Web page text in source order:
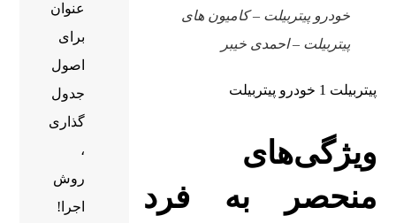
خودرو پیتربیلت – کامیون‌ های
پیتربیلت – احمدی خیبر
پیتربیلت 1 خودرو پیتربیلت
ویژگی‌های
منحصر به فرد
عنوان
برای
اصول
جدول
گذاری
،
روش
اجرا!